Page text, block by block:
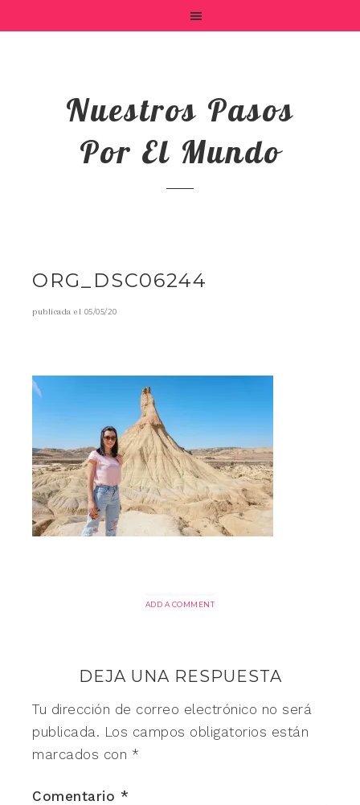
Nuestros Pasos
Por El Mundo
ORG_DSC06244
publicada el 05/05/20
ADD A COMMENT
DEJA UNA RESPUESTA
Tu dirección de correo electrónico no será
publicada. Los campos obligatorios están
marcados con *
Comentario *